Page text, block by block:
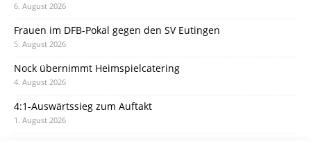
6. August 2026
Frauen im DFB-Pokal gegen den SV Eutingen
5. August 2026
Nock übernimmt Heimspielcatering
4. August 2026
4:1-Auswärtssieg zum Auftakt
1. August 2026